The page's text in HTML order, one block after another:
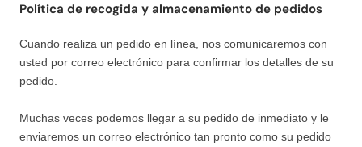
Política de recogida y almacenamiento de pedidos
Cuando realiza un pedido en línea, nos comunicaremos con
usted por correo electrónico para confirmar los detalles de su
pedido.
Muchas veces podemos llegar a su pedido de inmediato y le
enviaremos un correo electrónico tan pronto como su pedido